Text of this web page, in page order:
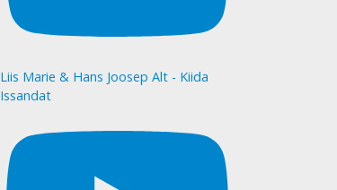
Liis Marie & Hans Joosep Alt - Kiida
Issandat